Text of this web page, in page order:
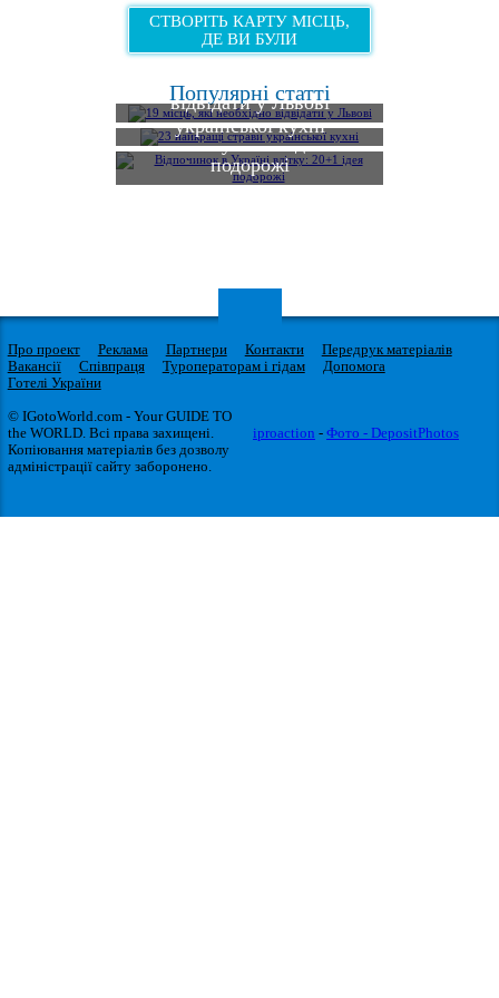
СТВОРІТЬ КАРТУ МІСЦЬ,
ДЕ ВИ БУЛИ
Популярні статті
19 місць, які необхідно
відвідати у Львові
23 найкращі страви
української кухні
Відпочинок в Україні
влітку: 20+1 ідея
подорожі
Про проект Реклама Партнери Контакти
Передрук матеріалів
Вакансії
Співпраця Туроператорам і гідам
Допомога
Готелі України
© IGotoWorld.com - Your GUIDE TO
the WORLD. Всі права захищені.
Копіювання матеріалів без дозволу
адміністрації сайту заборонено.
iproaction - Фото - DepositPhotos